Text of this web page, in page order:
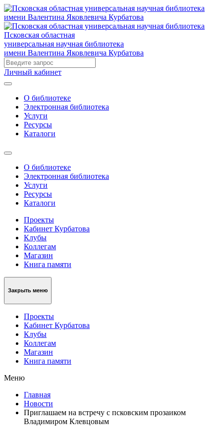
Псковская областная
универсальная научная библиотека
имени Валентина Яковлевича Курбатова
Личный кабинет
О библиотеке
Электронная библиотека
Услуги
Ресурсы
Каталоги
О библиотеке
Электронная библиотека
Услуги
Ресурсы
Каталоги
Проекты
Кабинет Курбатова
Клубы
Коллегам
Магазин
Книга памяти
Закрыть меню
Проекты
Кабинет Курбатова
Клубы
Коллегам
Магазин
Книга памяти
Меню
Главная
Новости
Приглашаем на встречу с псковским прозаиком
Владимиром Клевцовым